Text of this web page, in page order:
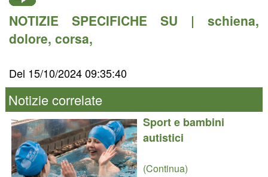
NOTIZIE SPECIFICHE SU | schiena,
dolore, corsa,
Del 15/10/2024 09:35:40
Notizie correlate
Sport e bambini
autistici
(Continua)